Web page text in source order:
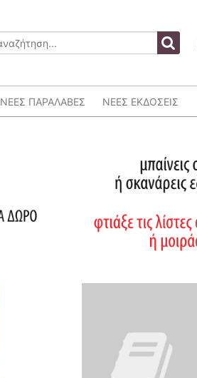
ΝΕΕΣ ΠΑΡΑΛΑΒΕΣ ΝΕΕΣ ΕΚΔΟΣΕΙΣ